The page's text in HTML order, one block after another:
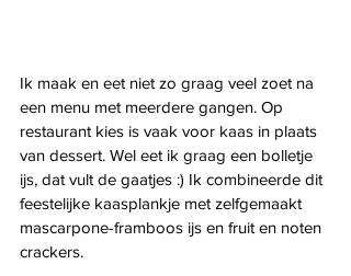
Ik maak en eet niet zo graag veel zoet na
een menu met meerdere gangen. Op
restaurant kies is vaak voor kaas in plaats
van dessert. Wel eet ik graag een bolletje
ijs, dat vult de gaatjes :) Ik combineerde dit
feestelijke kaasplankje met zelfgemaakt
mascarpone-framboos ijs en fruit en noten
crackers.